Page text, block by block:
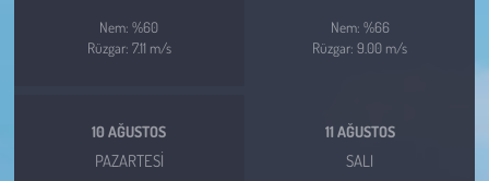
Nem: %60
Rüzgar: 7.11 m/s
Nem: %66
Rüzgar: 9.00 m/s
10 AĞUSTOS
PAZARTESI
11 AĞUSTOS
SALI